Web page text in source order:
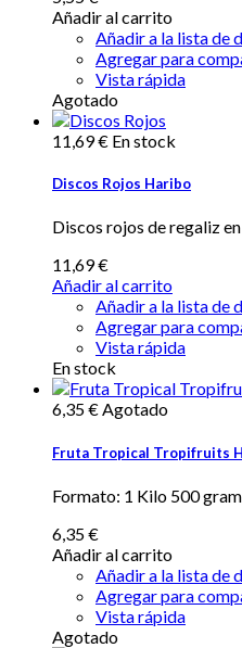
Añadir al carrito
Añadir a la lista de
Agregar para
Vista rápida
Agotado
11,69 € En stock
Discos Rojos Haribo
Discos rojos de regaliz
11,69 €
Añadir al carrito
Añadir a la lista de
Agregar para
Vista rápida
En stock
6,35 €Agotado
Fruta Tropical Tropifruits
Formato: 1 Kilo 500
6,35 €
Añadir al carrito
Añadir a la lista de
Agregar para
Vista rápida
Agotado